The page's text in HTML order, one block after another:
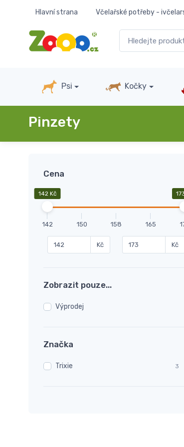
Hlavní strana Včelařské potřeby -
Psi Kočky
Pinzety
Cena
142 Kč
142 150 158 165
Kč Kč
Zobrazit pouze...
Výprodej
Značka
Trixie 3